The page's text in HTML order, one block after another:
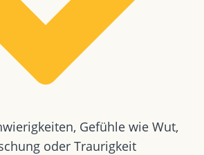
Gefühle wie Wut,
oder Traurigkeit